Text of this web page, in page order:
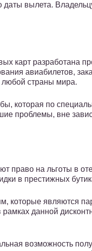
даты вылета.
карт разработана
авиабилетов,
любой страны мира.
которая по
проблемы, вне
право на льготы в
в престижных
которые являются
данной
возможность